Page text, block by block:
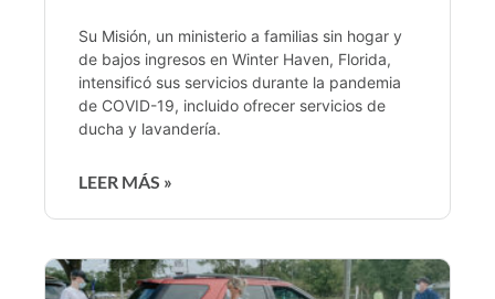
Su Misión, un ministerio a familias sin hogar y
de bajos ingresos en Winter Haven, Florida,
intensificó sus servicios durante la pandemia
de COVID-19, incluido ofrecer servicios de
ducha y lavandería.
LEER MÁS »